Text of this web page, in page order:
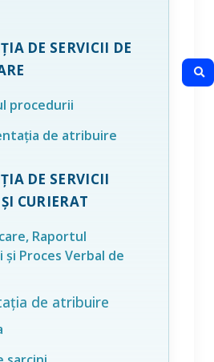
DE SERVICII DE
procedurii
de atribuire
DE SERVICII
CURIERAT
Raportul
Proces Verbal de
de atribuire